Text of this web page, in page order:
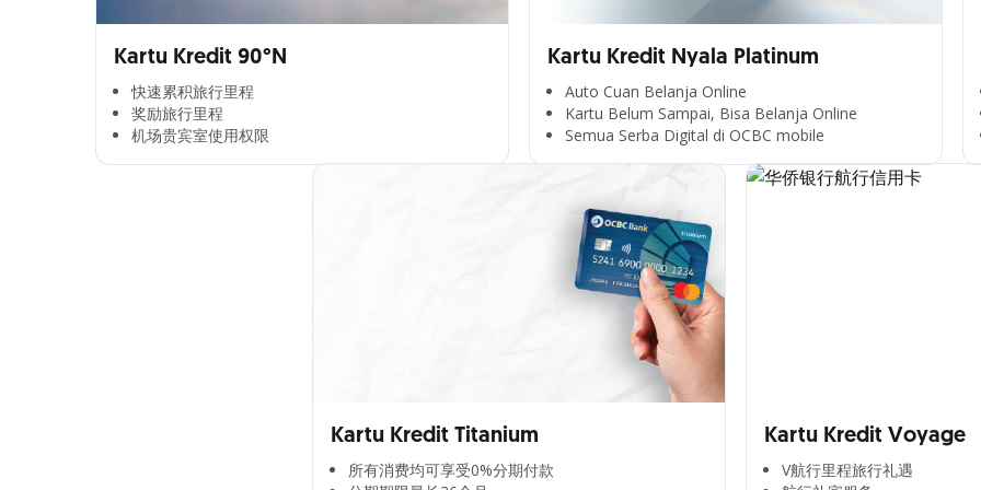
Kartu Kredit 90°N
快速累积旅行里程​
奖励旅行里程​
机场贵宾室使用权限​
Kartu Kredit Nyala Platinum
Auto Cuan Belanja Online
Kartu Belum Sampai, Bisa Belanja Online
Semua Serba Digital di OCBC mobile
Kartu Kredit Titanium
所有消费均可享受0%分期付款​
Kartu Kredit Voyage
V航行里程旅行礼遇